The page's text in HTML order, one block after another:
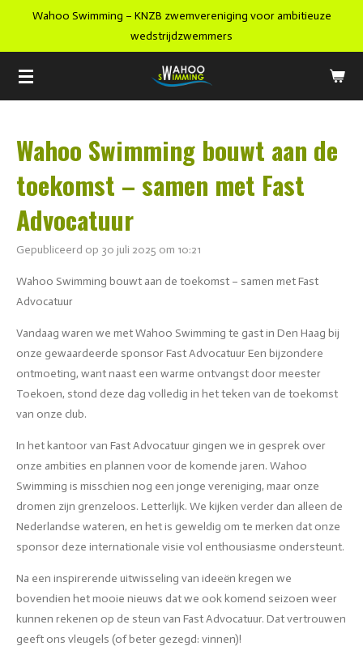
de
hoofdinhoud
Wahoo Swimming – KNZB zwemvereniging voor ambitieuze
wedstrijdzwemmers
Wahoo Swimming bouwt aan de
toekomst – samen met Fast
Advocatuur
Gepubliceerd op 30 juli 2025 om 10:21
Wahoo Swimming bouwt aan de toekomst – samen met Fast
Advocatuur
Vandaag waren we met Wahoo Swimming te gast in Den Haag bij
onze gewaardeerde sponsor Fast Advocatuur Een bijzondere
ontmoeting, want naast een warme ontvangst door meester
Toekoen, stond deze dag volledig in het teken van de toekomst
van onze club.
In het kantoor van Fast Advocatuur gingen we in gesprek over
onze ambities en plannen voor de komende jaren. Wahoo
Swimming is misschien nog een jonge vereniging, maar onze
dromen zijn grenzeloos. Letterlijk. We kijken verder dan alleen de
Nederlandse wateren, en het is geweldig om te merken dat onze
sponsor deze internationale visie vol enthousiasme ondersteunt.
Na een inspirerende uitwisseling van ideeën kregen we
bovendien het mooie nieuws dat we ook komend seizoen weer
kunnen rekenen op de steun van Fast Advocatuur. Dat vertrouwen
geeft ons vleugels (of beter gezegd: vinnen)!